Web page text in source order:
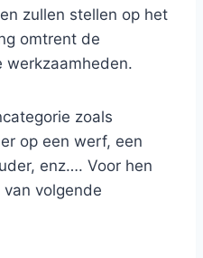
zullen stellen op het
omtrent de
werkzaamheden.
zoals
op een werf, een
enz…. Voor hen
volgende